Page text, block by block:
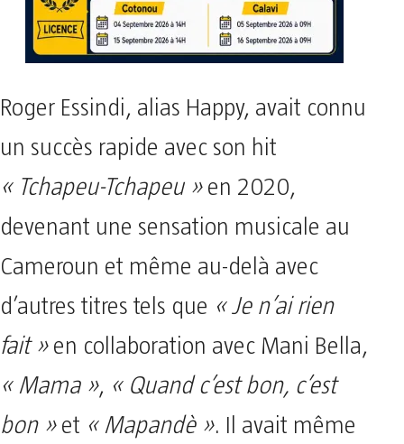
Roger Essindi, alias Happy, avait connu
un succès rapide avec son hit
« Tchapeu-Tchapeu »en 2020,
devenant une sensation musicale au
Cameroun et même au-delà avec
d’autres titres tels que « Je n’ai rien
fait »en collaboration avec Mani Bella,
« Mama », « Quand c’est bon, c’est
bon »et « Mapandè ». Il avait même